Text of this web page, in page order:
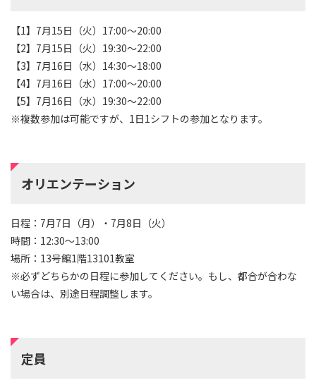
【1】7月15日（火）17:00～20:00
【2】7月15日（火）19:30～22:00
【3】7月16日（水）14:30～18:00
【4】7月16日（水）17:00～20:00
【5】7月16日（水）19:30～22:00
※複数参加は可能ですが、1日1シフトの参加となります。
オリエンテーション
日程：7月7日（月）・7月8日（火）
時間：12:30～13:00
場所：13号館1階13101教室
※必ずどちらかの日程に参加してください。もし、都合が合わな
い場合は、別途日程調整します。
定員